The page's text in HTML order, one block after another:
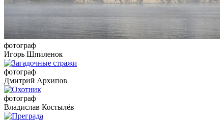
фотограф
Игорь Шпиленок
фотограф
Дмитрий Архипов
фотограф
Владислав Костылёв